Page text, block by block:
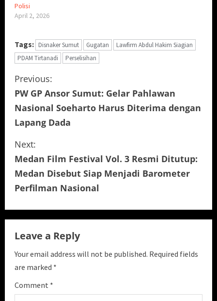
Polisi
April 2, 2026
Tags: Disnaker Sumut Gugatan
Lawfirm Abdul Hakim Siagian
PDAM Tirtanadi
Perselisihan
C
o
n
t
i
n
e
R
e
a
Previous:
PW GP Ansor Sumut: Gelar Pahlawan
Nasional Soeharto Harus Diterima dengan
Lapang Dada
Next:
Medan Film Festival Vol. 3 Resmi Ditutup:
Medan Disebut Siap Menjadi Barometer
Perfilman Nasional
Leave a Reply
Your email address will not be published. Required fields
are marked *
Comment *